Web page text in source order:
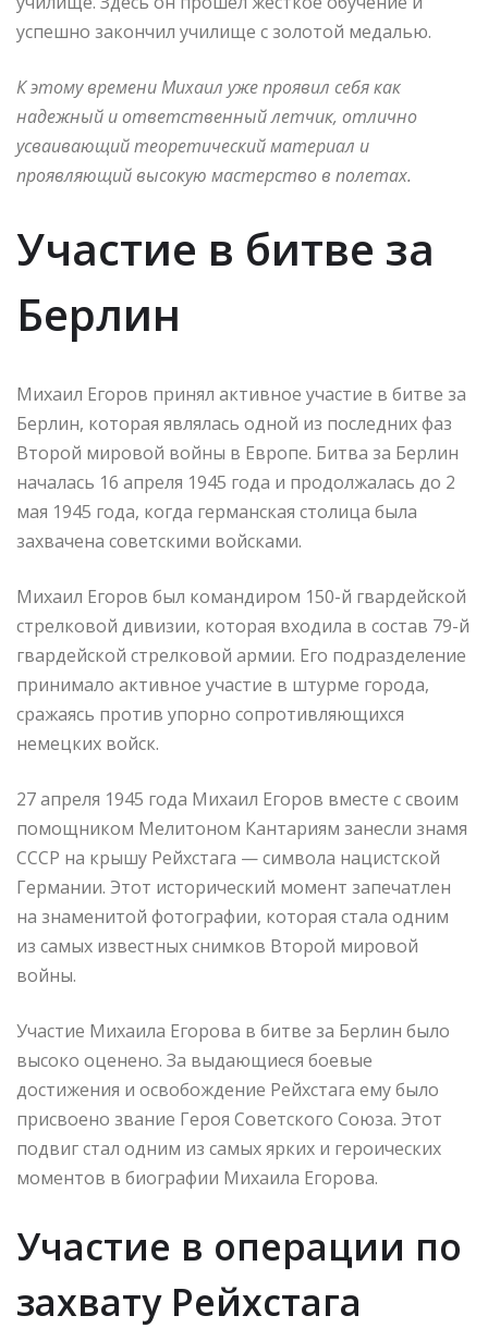
успешно закончил училище с золотой медалью.
К этому времени Михаил уже проявил себя как
надежный и ответственный летчик, отлично
усваивающий теоретический материал и
проявляющий высокую мастерство в полетах.
Участие в битве за
Берлин
Михаил Егоров принял активное участие в битве за
Берлин, которая являлась одной из последних фаз
Второй мировой войны в Европе. Битва за Берлин
началась 16 апреля 1945 года и продолжалась до 2
мая 1945 года, когда германская столица была
захвачена советскими войсками.
Михаил Егоров был командиром 150-й гвардейской
стрелковой дивизии, которая входила в состав 79-й
гвардейской стрелковой армии. Его подразделение
принимало активное участие в штурме города,
сражаясь против упорно сопротивляющихся
немецких войск.
27 апреля 1945 года Михаил Егоров вместе с своим
помощником Мелитоном Кантариям занесли знамя
СССР на крышу Рейхстага — символа нацистской
Германии. Этот исторический момент запечатлен
на знаменитой фотографии, которая стала одним
из самых известных снимков Второй мировой
войны.
Участие Михаила Егорова в битве за Берлин было
высоко оценено. За выдающиеся боевые
достижения и освобождение Рейхстага ему было
присвоено звание Героя Советского Союза. Этот
подвиг стал одним из самых ярких и героических
моментов в биографии Михаила Егорова.
Участие в операции по
захвату Рейхстага